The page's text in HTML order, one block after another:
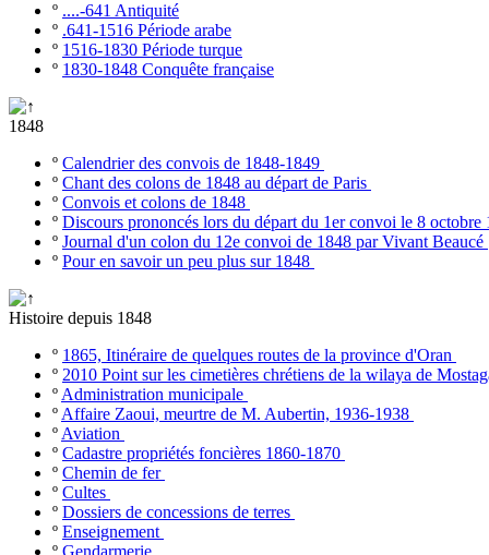
º ....-641 Antiquité
º .641-1516 Période arabe
º 1516-1830 Période turque
º 1830-1848 Conquête française
1848
º Calendrier des convois de 1848-1849
º Chant des colons de 1848 au départ de Paris
º Convois et colons de 1848
º Discours prononcés lors du départ du 1er convoi le 8 octobre
º Journal d'un colon du 12e convoi de 1848 par Vivant Beaucé
º Pour en savoir un peu plus sur 1848
Histoire depuis 1848
º 1865, Itinéraire de quelques routes de la province d'Oran
º 2010 Point sur les cimetières chrétiens de la wilaya de
º Administration municipale
º Affaire Zaoui, meurtre de M. Aubertin, 1936-1938
º Aviation
º Cadastre propriétés foncières 1860-1870
º Chemin de fer
º Cultes
º Dossiers de concessions de terres
º Enseignement
º Gendarmerie